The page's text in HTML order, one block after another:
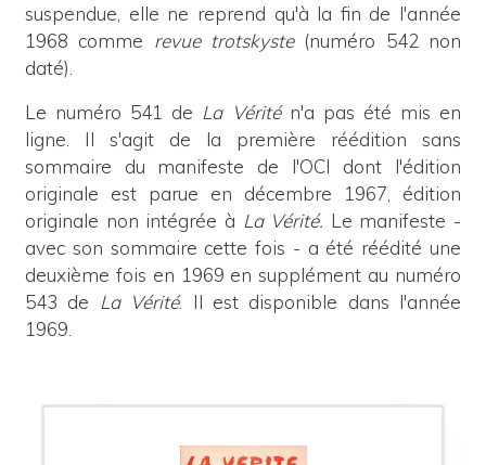
suspendue, elle ne reprend qu'à la fin de l'année
1968 comme revue trotskyste (numéro 542 non
daté).
Le numéro 541 de La Véritén'a pas été mis en
ligne. Il s'agit de la première réédition sans
sommaire du manifeste de l'OCI dont l'édition
originale est parue en décembre 1967, édition
originale non intégrée à La Vérité. Le manifeste -
avec son sommaire cette fois - a été réédité une
deuxième fois en 1969 en supplément au numéro
543 de La Vérité. Il est disponible dans l'année
1969.